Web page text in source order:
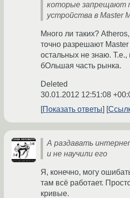
которые запрещают
устройства в Master
Много ли таких?
точно разрешают Master
остальных не знаю. Т.е.,
бОльшая часть рынка.
Deleted
30.01.2012 12:51:08
Показать ответы
А раздавать
и не научили его
Я, конечно, могу
там всё работает.
кривые.